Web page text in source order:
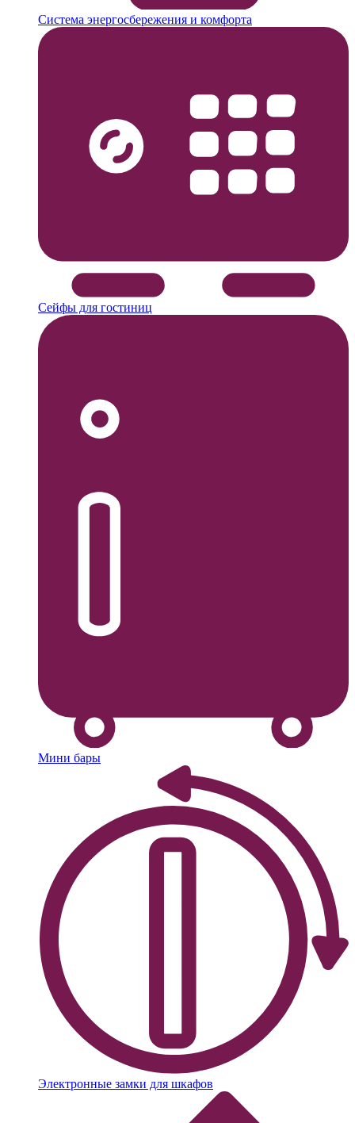
Система энергосбережения и комфорта
Сейфы для гостиниц
Мини бары
Электронные замки для шкафов